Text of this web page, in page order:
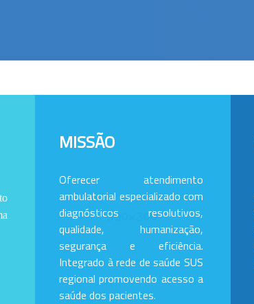
MISSÃO
Oferecer atendimento
ambulatorial especializado com
diagnósticos resolutivos,
qualidade, humanização,
segurança e eficiência.
Integrado à rede de saúde SUS
regional promovendo acesso a
saúde dos pacientes.